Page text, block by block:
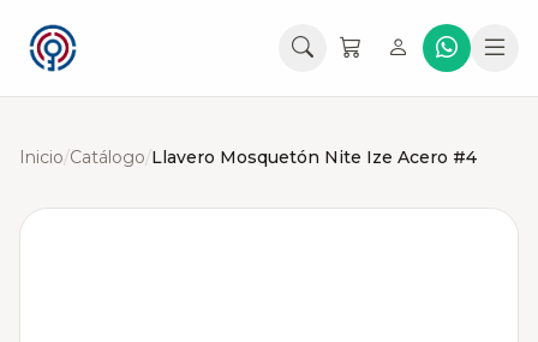
Inicio/Catálogo/Llavero Mosquetón Nite Ize Acero #4